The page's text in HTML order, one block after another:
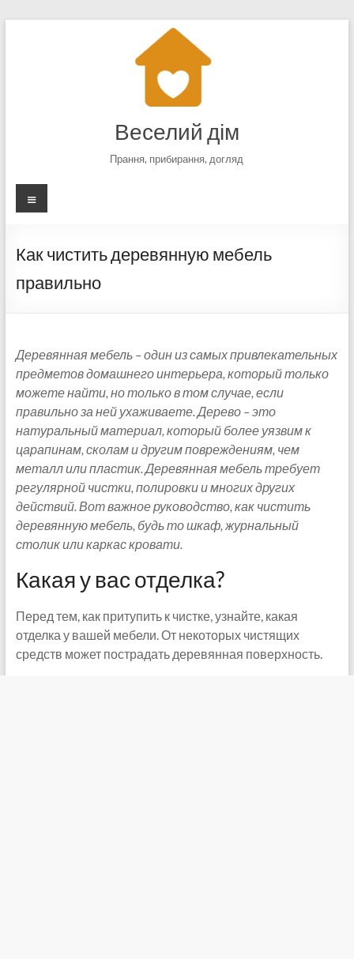
Веселий дім
Прання, прибирання, догляд
Меню
Как чистить деревянную мебель
правильно
Деревянная мебель – один из самых привлекательных
предметов домашнего интерьера, который только
можете найти, но только в том случае, если
правильно за ней ухаживаете. Дерево – это
натуральный материал, который более уязвим к
царапинам, сколам и другим повреждениям, чем
металл или пластик. Деревянная мебель требует
регулярной чистки, полировки и многих других
действий. Вот важное руководство, как чистить
деревянную мебель, будь то шкаф, журнальный
столик или каркас кровати.
Какая у вас отделка?
Перед тем, как притупить к чистке, узнайте, какая
отделка у вашей мебели. От некоторых чистящих
средств может пострадать деревянная поверхность.